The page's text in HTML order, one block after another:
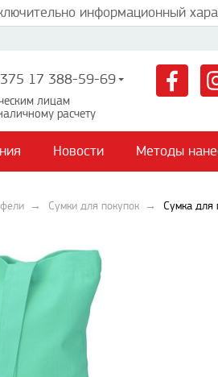
информационный
17 388-59-69
лицам
расчету
Новости Методы
Сумки для покупок Сумка для